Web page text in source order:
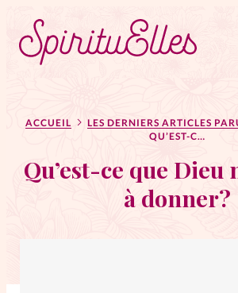
Tous les articles
Actus au féminin
ACCUEIL LES DERNIERS ARTICLES
QU’EST-CE QUE DIEU M’APPELLE À DONNER?
Qu’est-ce que Dieu
à donner?